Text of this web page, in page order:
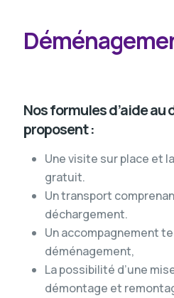
Nos formules d’aide
proposent :
Une visite sur place et
gratuit.
Un transport
déchargement.
Un accompagnement
déménagement,
La possibilité d’une
démontage et